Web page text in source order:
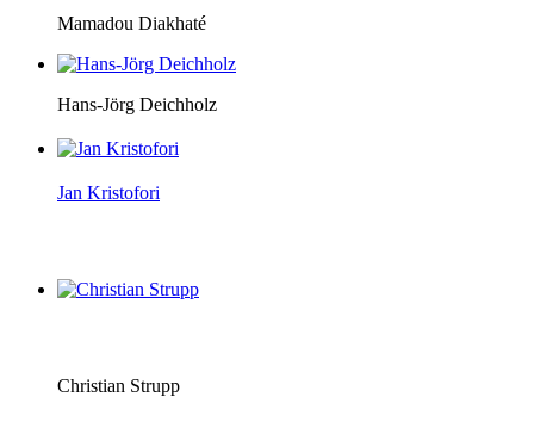
Mamadou Diakhaté
Hans-Jörg Deichholz
Jan Kristofori
Christian Strupp